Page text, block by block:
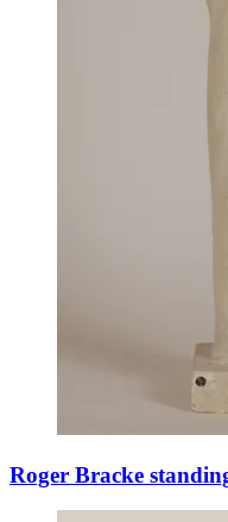
Roger Bracke